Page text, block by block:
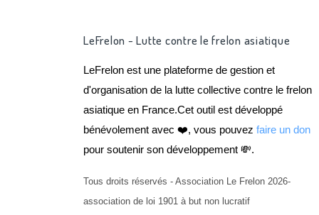
LeFrelon - Lutte contre le frelon asiatique
LeFrelon est une plateforme de gestion et
d'organisation de la lutte collective contre le frelon
asiatique en France.Cet outil est développé
bénévolement avec ❤️, vous pouvez faire un don
pour soutenir son développement 💸.
Tous droits réservés - Association Le Frelon 2026-
association de loi 1901 à but non lucratif